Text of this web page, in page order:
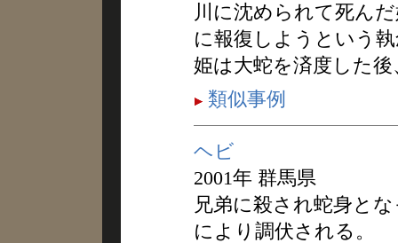
川に沈められて死ん
に報復しようという
姫は大蛇を済度した
類似事例
ヘビ
2001年 群馬県
兄弟に殺され蛇身と
により調伏される。